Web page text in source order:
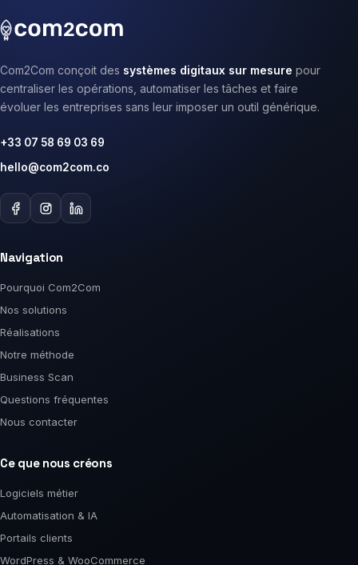
Com2Com conçoit des systèmes digitaux sur mesure pour
centraliser les opérations, automatiser les tâches et faire
évoluer les entreprises sans leur imposer un outil générique.
+33 07 58 69 03 69
hello@com2com.co
Navigation
Pourquoi Com2Com
Nos solutions
Réalisations
Notre méthode
Business Scan
Questions fréquentes
Nous contacter
Ce que nous créons
Logiciels métier
Automatisation & IA
Portails clients
WordPress & WooCommerce